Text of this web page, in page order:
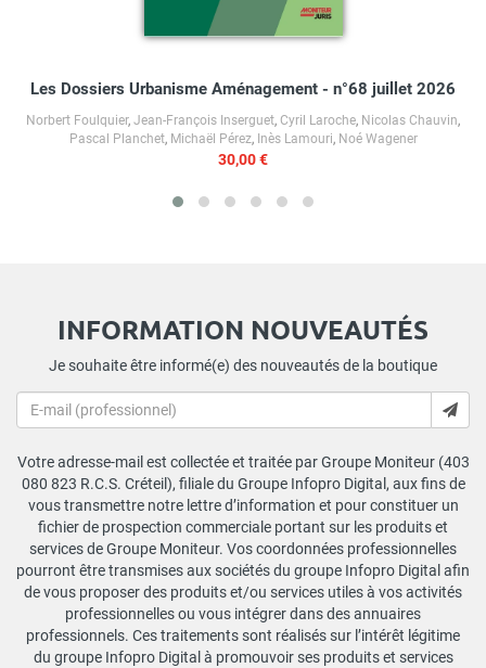
Les Dossiers Urbanisme Aménagement - n°68 juillet 2026
Norbert Foulquier, Jean-François Inserguet, Cyril Laroche, Nicolas Chauvin,
Pascal Planchet, Michaël Pérez, Inès Lamouri, Noé Wagener
30,00 €
INFORMATION NOUVEAUTÉS
Je souhaite être informé(e) des nouveautés de la boutique
Votre adresse-mail est collectée et traitée par Groupe Moniteur (403
080 823 R.C.S. Créteil), filiale du Groupe Infopro Digital, aux fins de
vous transmettre notre lettre d’information et pour constituer un
fichier de prospection commerciale portant sur les produits et
services de Groupe Moniteur. Vos coordonnées professionnelles
pourront être transmises aux sociétés du groupe Infopro Digital afin
de vous proposer des produits et/ou services utiles à vos activités
professionnelles ou vous intégrer dans des annuaires
professionnels. Ces traitements sont réalisés sur l’intérêt légitime
du groupe Infopro Digital à promouvoir ses produits et services